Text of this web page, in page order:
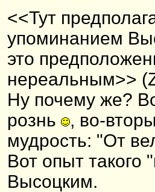
<<Тут
упоминанием
это
нереальным>>
Ну почему же?
рознь
, во-
мудрость: "От
Вот опыт такого
Высоцким.